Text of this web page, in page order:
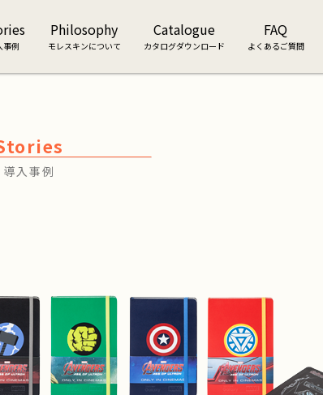
マート一覧
クラシックツールベルト
事例
Philosophy
モレスキンについて
Catalogue
カタログダウンロード
FAQ
よくあるご質問
導入事例